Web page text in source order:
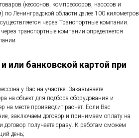
(кессонов, компрессоров, насосов и
по Ленинградской области далее 100 километров
через Транспортные компании.
транспортные компании определяется
или банковской картой при
у Вас на участке. Заказываете
на объект для подбора оборудования и
на месте производит расчёт. Если Вас
заключаем договор и принимаем оплату на
договор получаете сразу. К работам сможем
день;